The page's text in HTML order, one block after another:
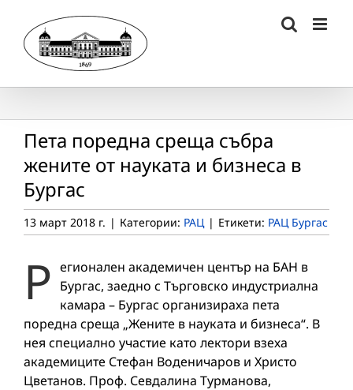
content
Пета поредна среща събра
жените от науката и бизнеса в
Бургас
13 март 2018 г. | Категории: РАЦ | Етикети: РАЦ Бургас
Р егионален академичен център на БАН в
Бургас, заедно с Търговско индустриална
камара – Бургас организираха пета
поредна среща „Жените в науката и бизнеса“. В
нея специално участие като лектори взеха
акадeмиците Стефан Воденичаров и Христо
Цветанов. Проф. Севдалина Турманова,